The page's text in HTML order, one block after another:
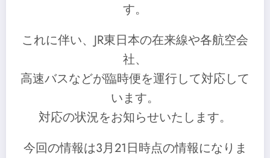
す。
これに伴い、JR東日本の在来線や各航空会
社、
高速バスなどが臨時便を運行して対応して
います。
対応の状況をお知らせいたします。
今回の情報は3月21日時点の情報になりま